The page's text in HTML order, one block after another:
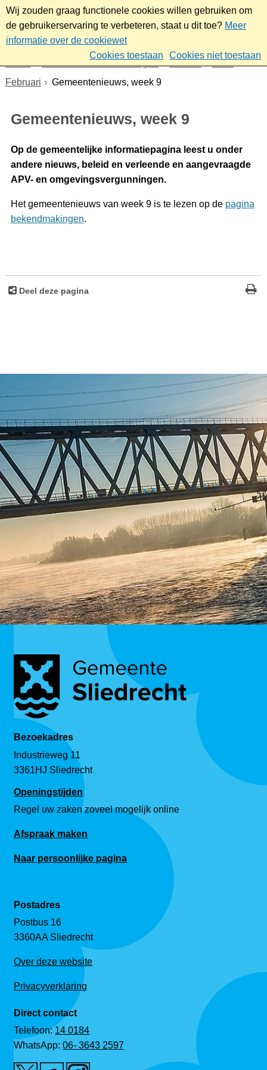
Wij zouden graag functionele cookies willen gebruiken om
de gebruikerservaring te verbeteren, staat u dit toe? Meer
informatie over de cookiewet
Cookies toestaan
Cookies niet toestaan
Nieuws & bekendmakingen Nieuws
2026
Februari
Gemeentenieuws, week 9
Gemeentenieuws, week 9
Op de gemeentelijke informatiepagina leest u onder
andere nieuws, beleid en verleende en aangevraagde
APV- en omgevingsvergunningen.
Het gemeentenieuws van week 9 is te lezen op de pagina
bekendmakingen.
Deel deze pagina
Bezoekadres
Industrieweg 11
3361HJ Sliedrecht
Openingstijden
Regel uw zaken zoveel mogelijk online
Afspraak maken
Naar persoonlijke pagina
Postadres
Postbus 16
3360AA Sliedrecht
Over deze website
Privacyverklaring
Direct contact
Telefoon:14 0184
WhatsApp:06- 3643 2597